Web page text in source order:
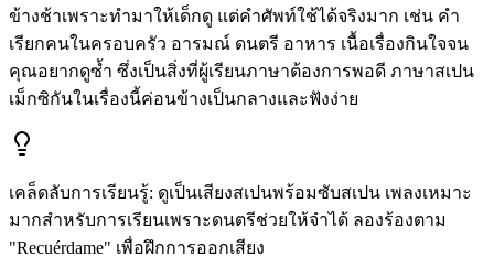
ข้างช้าเพราะทำมาให้เด็กดู แต่คำศัพท์ใช้ได้จริงมาก เช่น คำ
เรียกคนในครอบครัว อารมณ์ ดนตรี อาหาร เนื้อเรื่องกินใจจน
คุณอยากดูซ้ำ ซึ่งเป็นสิ่งที่ผู้เรียนภาษาต้องการพอดี ภาษาสเปน
เม็กซิกันในเรื่องนี้ค่อนข้างเป็นกลางและฟังง่าย
เคล็ดลับการเรียนรู้: ดูเป็นเสียงสเปนพร้อมซับสเปน เพลงเหมาะ
มากสำหรับการเรียนเพราะดนตรีช่วยให้จำได้ ลองร้องตาม
"Recuérdame" เพื่อฝึกการออกเสียง